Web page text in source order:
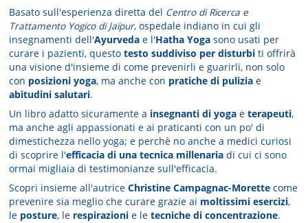
Basato sull'esperienza diretta del Centro di Ricerca e
Trattamento Yogico di Jaïpur, ospedale indiano in cui gli
insegnamenti dell'Ayurveda e l'Hatha Yoga sono usati per
curare i pazienti, questotesto suddiviso per disturbi ti offrirà
una visione d'insieme di come prevenirli e guarirli, non solo
con posizioni yoga, ma anche con pratiche di pulizia e
abitudini salutari.
Un libro adatto sicuramente a insegnanti di yoga eterapeuti,
ma anche agli appassionati e ai praticanti con un po' di
dimestichezza nello yoga; e perchè no anche a medici curiosi
di scoprire l'efficacia di una tecnica millenaria di cui ci sono
ormai migliaia di testimonianze sull'efficacia.
Scopri insieme all'autriceChristine Campagnac-Morette come
prevenire sia meglio che curare grazie ai moltissimi esercizi,
le posture, le respirazioni e letecniche di concentrazione.